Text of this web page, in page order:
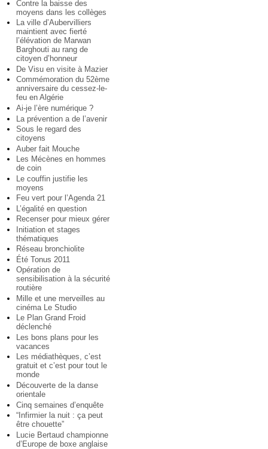
Contre la baisse des
moyens dans les collèges
La ville d’Aubervilliers
maintient avec fierté
l’élévation de Marwan
Barghouti au rang de
citoyen d’honneur
De Visu en visite à Mazier
Commémoration du 52ème
anniversaire du cessez-le-
feu en Algérie
Ai-je l’ère numérique ?
La prévention a de l’avenir
Sous le regard des
citoyens
Auber fait Mouche
Les Mécènes en hommes
de coin
Le couffin justifie les
moyens
Feu vert pour l’Agenda 21
L’égalité en question
Recenser pour mieux gérer
Initiation et stages
thématiques
Réseau bronchiolite
Été Tonus 2011
Opération de
sensibilisation à la sécurité
routière
Mille et une merveilles au
cinéma Le Studio
Le Plan Grand Froid
déclenché
Les bons plans pour les
vacances
Les médiathèques, c’est
gratuit et c’est pour tout le
monde
Découverte de la danse
orientale
Cinq semaines d’enquête
“Infirmier la nuit : ça peut
être chouette”
Lucie Bertaud championne
d’Europe de boxe anglaise